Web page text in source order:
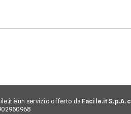
è un servizio offerto da Facile.it S.p.A.